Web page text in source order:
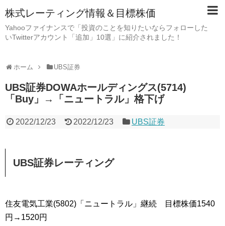
株式レーティング情報＆目標株価
Yahooファイナンスで「投資のことを知りたいならフォローした
いTwitterアカウント「追加」10選」に紹介されました！
ホーム UBS証券
UBS証券DOWAホールディングス(5714)
「Buy」→「ニュートラル」格下げ
2022/12/23 2022/12/23 UBS証券
UBS証券レーティング
住友電気工業(5802)「ニュートラル」継続 目標株価1540
円→1520円